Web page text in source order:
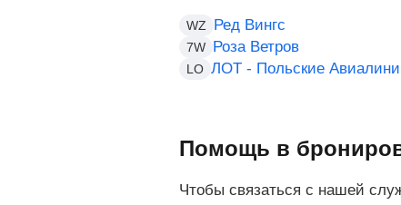
WZ Ред Вингс
7W Роза Ветров
LO ЛОТ - Польские
Помощь в
Чтобы связаться с нашей